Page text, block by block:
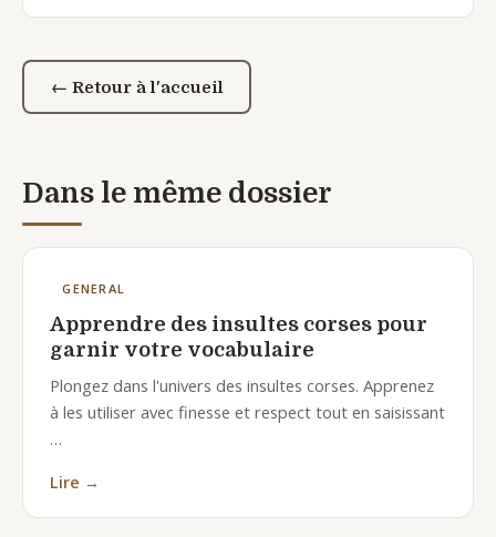
← Retour à l'accueil
Dans le même dossier
GENERAL
Apprendre des insultes corses pour
garnir votre vocabulaire
Plongez dans l'univers des insultes corses. Apprenez
à les utiliser avec finesse et respect tout en saisissant
…
Lire →